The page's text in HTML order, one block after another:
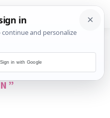
ZA TAG
Sign in with Google